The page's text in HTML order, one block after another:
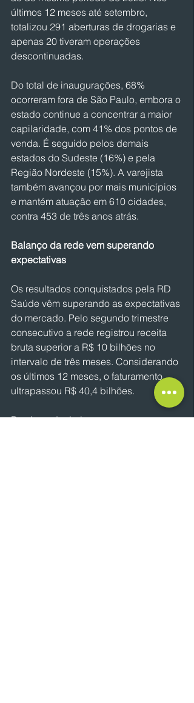
últimos 12 meses até setembro,
totalizou 291 aberturas de drogarias e
apenas 20 tiveram operações
descontinuadas.
Do total de inaugurações, 68%
ocorreram fora de São Paulo, embora o
estado continue a concentrar a maior
capilaridade, com 41% dos pontos de
venda. É seguido pelos demais
estados do Sudeste (16%) e pela
Região Nordeste (15%). A varejista
também avançou por mais municípios
e mantém atuação em 610 cidades,
contra 453 de três anos atrás.
Balanço da rede vem superando
expectativas
Os resultados conquistados pela RD
Saúde vêm superando as expectativas
do mercado. Pelo segundo trimestre
consecutivo a rede registrou receita
bruta superior a R$ 10 bilhões no
intervalo de três meses. Considerando
os últimos 12 meses, o faturamento
ultrapassou R$ 40,4 bilhões.
Por: Leandro Luize